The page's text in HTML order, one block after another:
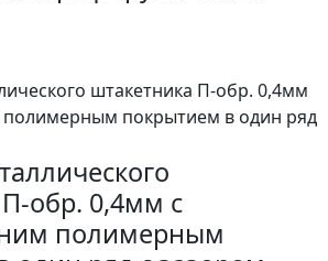
обр. 0,4мм с
полимерным